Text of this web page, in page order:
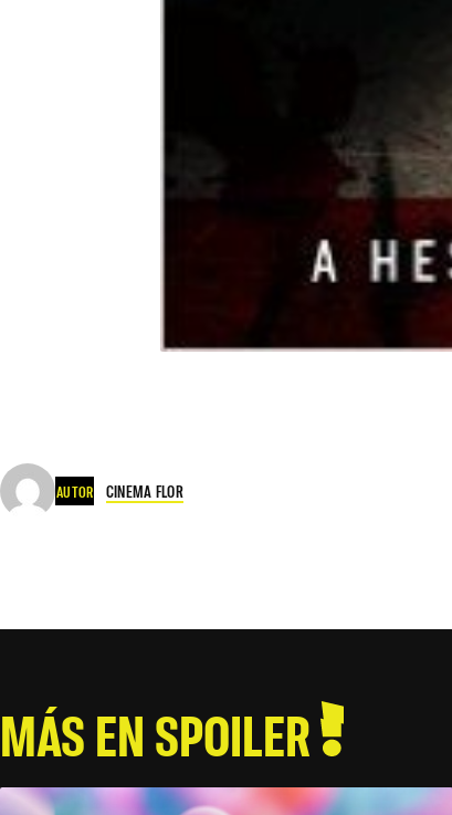
AUTOR CINEMA FLOR
MÁS EN SPOILER